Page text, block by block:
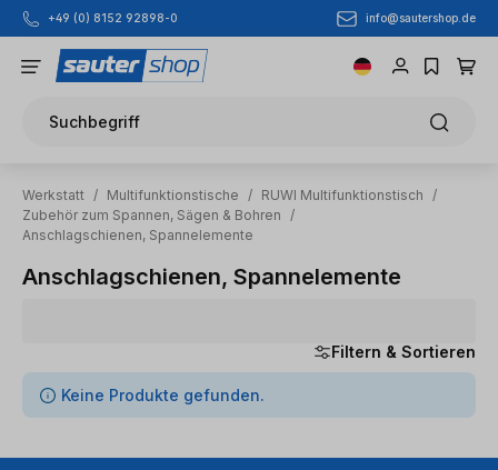
Zum Hauptinhalt springen
+49 (0) 8152 92898-0 info@sautershop.de
Suchbegriff
Werkstatt / Multifunktionstische / RUWI Multifunktionstisch
/
Zubehör zum Spannen, Sägen & Bohren
/
Anschlagschienen, Spannelemente
Anschlagschienen, Spannelemente
Filtern & Sortieren
0 Artikel gefunden
Keine Produkte gefunden.